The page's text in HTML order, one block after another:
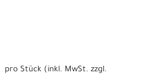
pro Stück (inkl. MwSt. zzgl.